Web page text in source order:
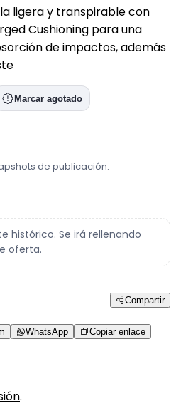
ligera y transpirable con
Cushioning para una
de impactos, además
Marcar agotado
de publicación.
histórico. Se irá rellenando
oferta.
Compartir
WhatsApp Copiar enlace
.